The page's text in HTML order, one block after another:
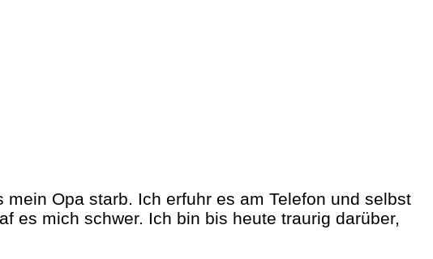
Opa starb. Ich erfuhr es am Telefon und selbst
es mich schwer. Ich bin bis heute traurig darüber,